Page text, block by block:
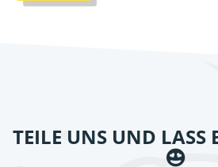
TEILE UNS UND LASS